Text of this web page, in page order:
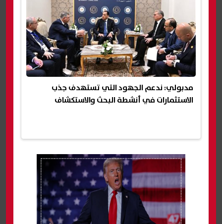
مدبولي: ندعم الجهود التي تستهدف جذب
الاستثمارات في أنشطة البحث والاستكشاف